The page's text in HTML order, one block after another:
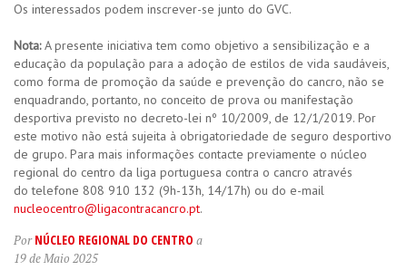
Os interessados podem inscrever-se junto do GVC.
Nota:A presente iniciativa tem como objetivo a sensibilização e a
educação da população para a adoção de estilos de vida saudáveis,
como forma de promoção da saúde e prevenção do cancro, não se
enquadrando, portanto, no conceito de prova ou manifestação
desportiva previsto no decreto-lei nº 10/2009, de 12/1/2019. Por
este motivo não está sujeita à obrigatoriedade de seguro desportivo
de grupo. Para mais informações contacte previamente o núcleo
regional do centro da liga portuguesa contra o cancro através
do telefone 808 910 132 (9h-13h, 14/17h) ou do e-mail
nucleocentro@ligacontracancro.pt.
PorNÚCLEO REGIONAL DO CENTRO a
19 de Maio 2025